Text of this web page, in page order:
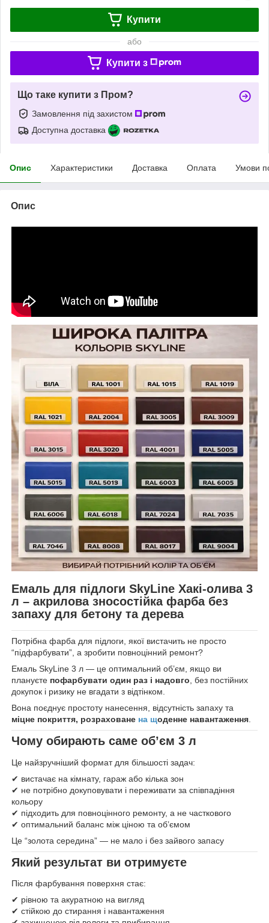
Купити
або
Купити з
Що таке купити з Пром?
Замовлення під захистом
Доступна доставка
Опис Характеристики Доставка Оплата Умови
Опис
Емаль для підлоги SkyLine Хакі-олива 3
л – акрилова зносостійка фарба без
запаху для бетону та дерева
Потрібна фарба для підлоги, якої вистачить не просто
“підфарбувати”, а зробити повноцінний ремонт?
Емаль SkyLine 3 л — це оптимальний об’єм, якщо ви
плануєте пофарбувати один раз і надовго , без постійних
докупок і ризику не вгадати з відтінком.
Вона поєднує простоту нанесення, відсутність запаху та
міцне покриття, розраховане на щоденне навантаження
Чому обирають саме об’єм 3 л
Це найзручніший формат для більшості задач:
✔ вистачає на кімнату, гараж або кілька зон
✔ не потрібно докуповувати і переживати за співпадіння
кольору
✔ підходить для повноцінного ремонту, а не часткового
✔ оптимальний баланс між ціною та об’ємом
Це “золота середина” — не мало і без зайвого запасу
Який результат ви отримуєте
Після фарбування поверхня стає:
✔ рівною та акуратною на вигляд
✔ стійкою до стирання і навантаження